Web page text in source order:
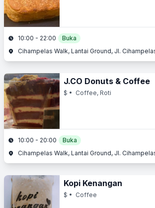
10:00 - 22:00
Buka
J.CO Donuts & Coffee
$ • Coffee, Roti
10:00 - 20:00
Buka
Kopi Kenangan
$ • Coffee